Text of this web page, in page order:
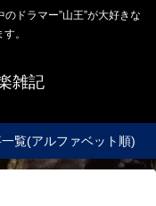
ドラマー”山王”が大好きな
。
雑記
覧(アルファベット順)